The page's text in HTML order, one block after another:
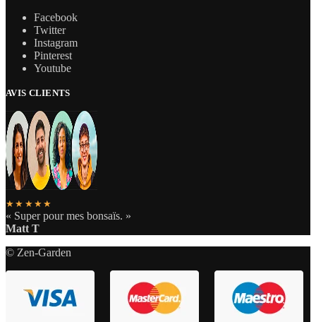
Facebook
Twitter
Instagram
Pinterest
Youtube
AVIS CLIENTS
★★★★★
« Super pour mes bonsaïs. »
Matt T
© Zen-Garden